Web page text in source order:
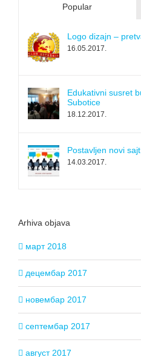
Popular
Logo dizajn –
16.05.2017.
Edukativni susret
Subotice
18.12.2017.
Postavljen novi
14.03.2017.
Arhiva objava
март 2018
децембар 2017
новембар 2017
септембар 2017
август 2017